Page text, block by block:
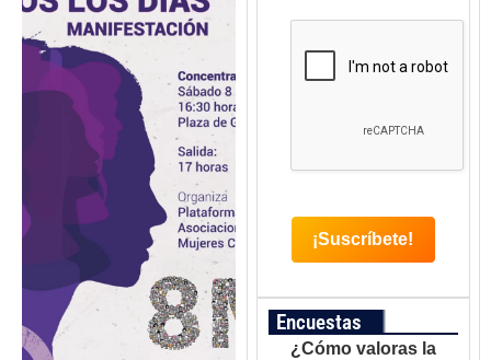
Encuestas
¿Cómo valoras la